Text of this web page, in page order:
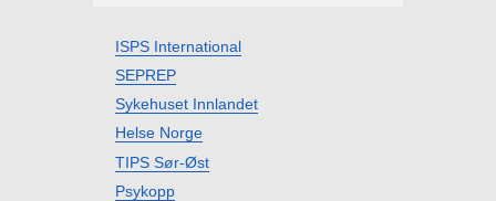
ISPS International
SEPREP
Sykehuset Innlandet
Helse Norge
TIPS Sør-Øst
Psykopp